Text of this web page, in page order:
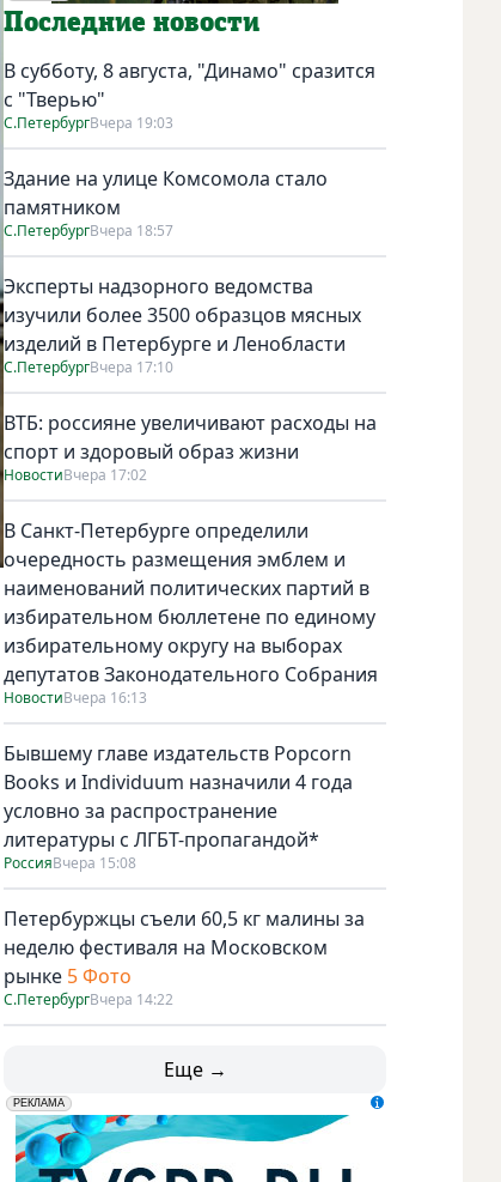
Социальная реклама
Последние новости
В субботу, 8 августа, "Динамо" сразится
с "Тверью"
С.ПетербургВчера 19:03
Здание на улице Комсомола стало
памятником
С.ПетербургВчера 18:57
Эксперты надзорного ведомства
изучили более 3500 образцов мясных
изделий в Петербурге и Ленобласти
С.ПетербургВчера 17:10
ВТБ: россияне увеличивают расходы на
спорт и здоровый образ жизни
НовостиВчера 17:02
В Санкт-Петербурге определили
очередность размещения эмблем и
наименований политических партий в
избирательном бюллетене по единому
избирательному округу на выборах
депутатов Законодательного Собрания
НовостиВчера 16:13
Бывшему главе издательств Popcorn
Books и Individuum назначили 4 года
условно за распространение
литературы с ЛГБТ-пропагандой*
РоссияВчера 15:08
Петербуржцы съели 60,5 кг малины за
неделю фестиваля на Московском
рынке 5 Фото
С.ПетербургВчера 14:22
Еще →
erid: LdtCK5udn
РЕКЛАМА
АО "ГАТР", ИНН: 7841320717